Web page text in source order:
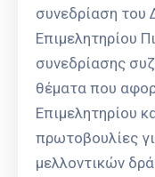
συνεδρίαση του
Επιμελητηρίου
συνεδρίασης
θέματα που
Επιμελητηρίου
πρωτοβουλίες
μελλοντικών